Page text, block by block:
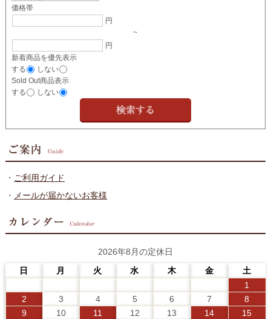
価格帯
円
~
円
新着商品を優先表示
する
しない
Sold Out商品表示
する
しない
・ ご利用ガイド
・ メールが届かないお客様
2026年8月の定休日
日
月 火 水 木 金
土
1
2
3 4 5 6 7
8
9
10 11 12 13 14
15